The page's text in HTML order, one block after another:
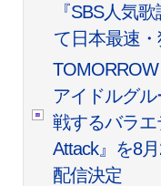
『SBS人気
て日本最速・
アイドルグ
戦するバラエ
Attack』を8
配信決定